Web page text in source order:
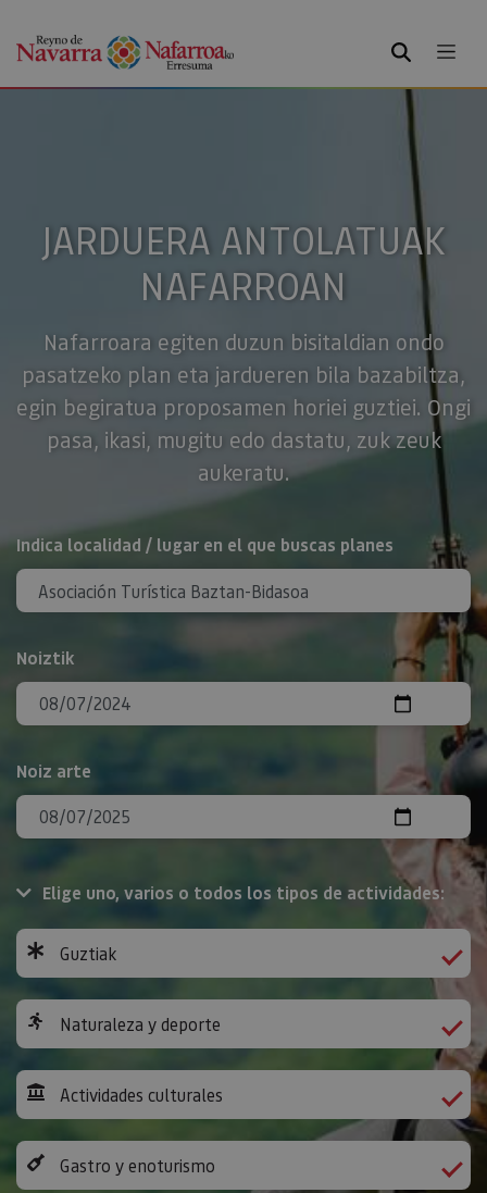
BILATU
JARDUERA ANTOLATUAK
NAFARROAN
Nafarroara egiten duzun bisitaldian ondo
pasatzeko plan eta jardueren bila bazabiltza,
egin begiratua proposamen horiei guztiei. Ongi
pasa, ikasi, mugitu edo dastatu, zuk zeuk
aukeratu.
BILATU
Indica localidad / lugar en el que buscas planes
Noiztik
Noiz arte
Elige uno, varios o todos los tipos de actividades:
Guztiak
Naturaleza y deporte
Actividades culturales
Gastro y enoturismo